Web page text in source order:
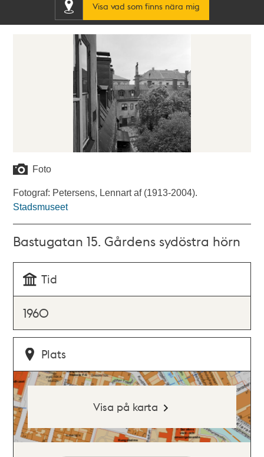
Visa vad som finns nära mig
Foto
Fotograf: Petersens, Lennart af (1913-2004).
Stadsmuseet
Bastugatan 15. Gårdens sydöstra hörn
Tid
1960
Plats
Visa på karta